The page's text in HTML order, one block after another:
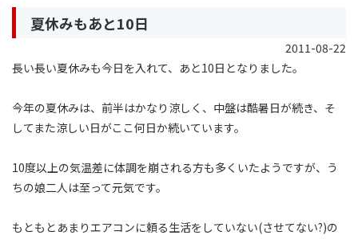
夏休みもあと10日
2011-08-22
長い長い夏休みも今日を入れて、あと10日となりました。
今年の夏休みは、前半はかなり涼しく、中盤は酷暑日が続き、そ
してまた涼しい日がここ何日か続いています。
10度以上の気温差に体調を崩される方も多くいたようですが、う
ちの娘二人は至って元気です。
もともとあまりエアコンに頼る生活をしていない(させてない?)の